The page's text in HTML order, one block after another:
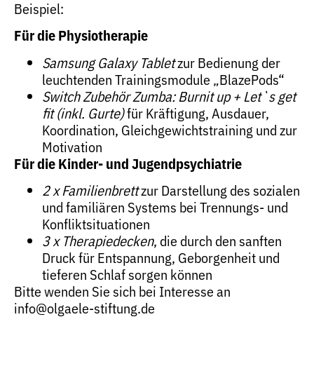
Beispiel:
Für die Physiotherapie
Samsung Galaxy Tabletzur Bedienung der
leuchtenden Trainingsmodule „BlazePods“
Switch Zubehör Zumba: Burnit up + Let`s get
fit (inkl. Gurte)für Kräftigung, Ausdauer,
Koordination, Gleichgewichtstraining und zur
Motivation
Für die Kinder- und Jugendpsychiatrie
2 x Familienbrettzur Darstellung des sozialen
und familiären Systems bei Trennungs- und
Konfliktsituationen
3 x Therapiedecken, die durch den sanften
Druck für Entspannung, Geborgenheit und
tieferen Schlaf sorgen können
Bitte wenden Sie sich bei Interesse an
info@olgaele-stiftung.de